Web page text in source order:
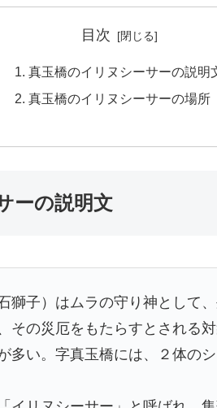
目次
真玉橋のイリヌシーサーの説明
真玉橋のイリヌシーサーの場所
ーの説明文
獅子）はムラの守り神として
その災厄をもたらすとされる
多い。字真玉橋には、２体の